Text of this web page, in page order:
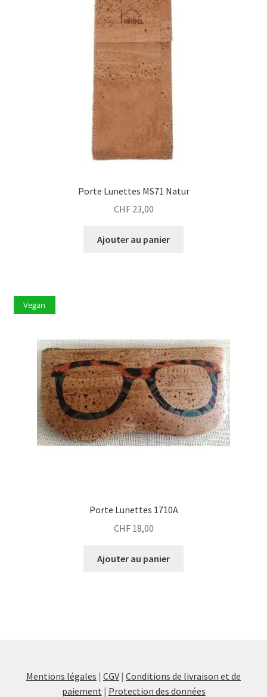
Porte Lunettes MS71 Natur
CHF23,00
Ajouter au panier
Vegan
Porte Lunettes 1710A
CHF18,00
Ajouter au panier
Mentions légales | CGV | Conditions de livraison et de
paiement | Protection des données